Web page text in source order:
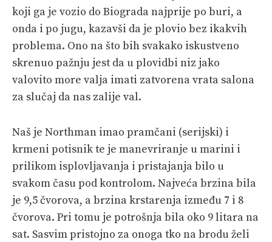
koji ga je vozio do Biograda najprije po buri, a
onda i po jugu, kazavši da je plovio bez ikakvih
problema. Ono na što bih svakako iskustveno
skrenuo pažnju jest da u plovidbi niz jako
valovito more valja imati zatvorena vrata salona
za slučaj da nas zalije val.
Naš je Northman imao pramčani (serijski) i
krmeni potisnik te je manevriranje u marini i
prilikom isplovljavanja i pristajanja bilo u
svakom času pod kontrolom. Najveća brzina bila
je 9,5 čvorova, a brzina krstarenja između 7 i 8
čvorova. Pri tomu je potrošnja bila oko 9 litara na
sat. Sasvim pristojno za onoga tko na brodu želi